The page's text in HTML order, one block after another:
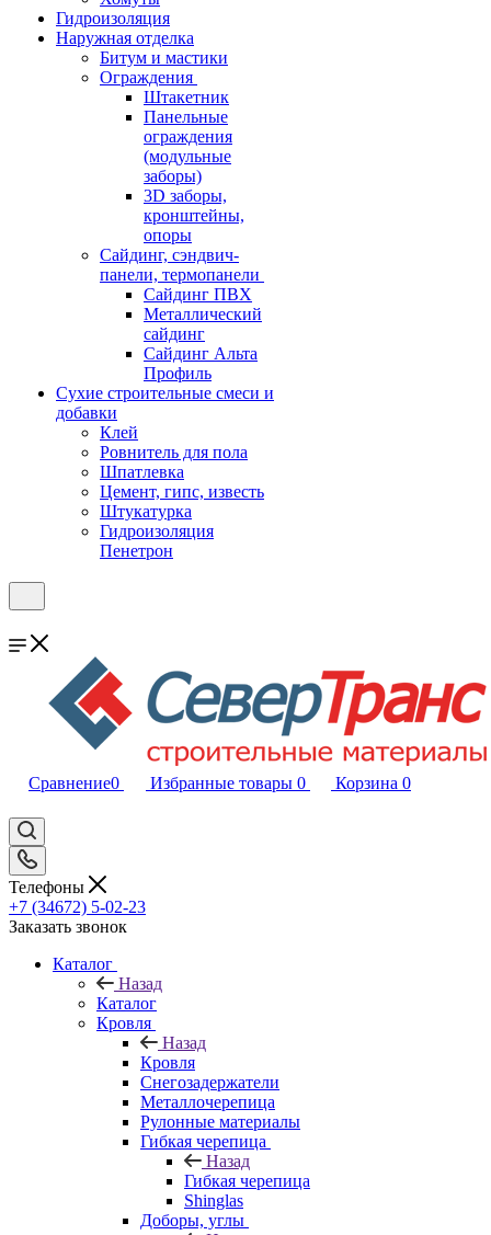
Гидроизоляция
Наружная отделка
Битум и мастики
Ограждения
Штакетник
Панельные
ограждения
(модульные
заборы)
3D заборы,
кронштейны,
опоры
Cайдинг, сэндвич-
панели, термопанели
Сайдинг ПВХ
Металлический
сайдинг
Сайдинг Альта
Профиль
Сухие строительные смеси и
добавки
Клей
Ровнитель для пола
Шпатлевка
Цемент, гипс, известь
Штукатурка
Гидроизоляция
Пенетрон
Сравнение0 Избранные товары 0 Корзина 0
Телефоны
+7 (34672) 5-02-23
Заказать звонок
Каталог
Назад
Каталог
Кровля
Назад
Кровля
Снегозадержатели
Металлочерепица
Рулонные материалы
Гибкая черепица
Назад
Гибкая черепица
Shinglas
Доборы, углы